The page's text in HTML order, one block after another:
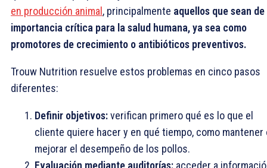
en producción animal, principalmente aquellos que sean de
importancia crítica para la salud humana, ya sea como
promotores de crecimiento o antibióticos preventivos.
Trouw Nutrition resuelve estos problemas en cinco pasos
diferentes:
Definir objetivos:verifican primero qué es lo que el
cliente quiere hacer y en qué tiempo, como mantener
mejorar el desempeño de los pollos.
Evaluación mediante auditorías: acceder a